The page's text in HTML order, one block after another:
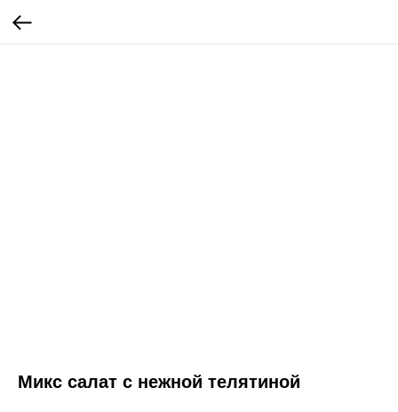
Микс салат с нежной телятиной